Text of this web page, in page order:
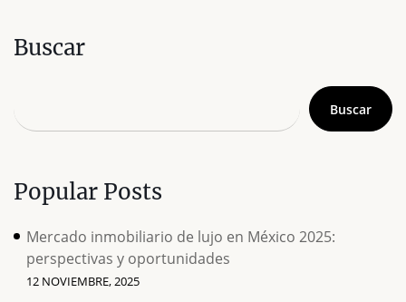
Buscar
Buscar
Popular Posts
Mercado inmobiliario de lujo en México 2025:
perspectivas y oportunidades
12 NOVIEMBRE, 2025